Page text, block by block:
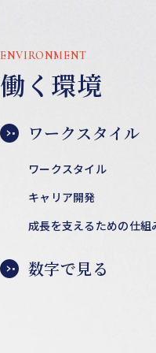
ENVIRONMENT
働く環境
ワークスタイル
ワークスタイル
キャリア開発
成長を支えるための仕組
数字で見る